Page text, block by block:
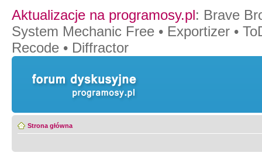
Aktualizacje na programosy.pl: Brave
System Mechanic Free • Exportizer •
Recode • Diffractor
Strona główna